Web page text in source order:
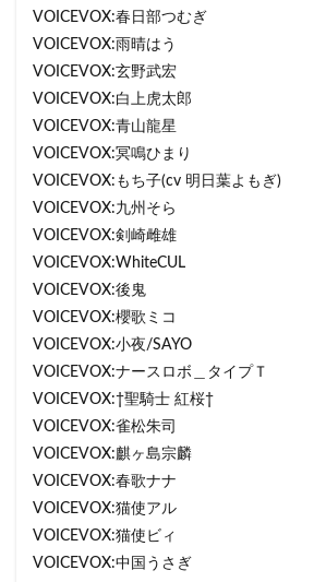
VOICEVOX:春日部つむぎ
VOICEVOX:雨晴はう
VOICEVOX:玄野武宏
VOICEVOX:白上虎太郎
VOICEVOX:青山龍星
VOICEVOX:冥鳴ひまり
VOICEVOX:もち子(cv 明日葉よもぎ)
VOICEVOX:九州そら
VOICEVOX:剣崎雌雄
VOICEVOX:WhiteCUL
VOICEVOX:後鬼
VOICEVOX:櫻歌ミコ
VOICEVOX:小夜/SAYO
VOICEVOX:ナースロボ＿タイプＴ
VOICEVOX:†聖騎士 紅桜†
VOICEVOX:雀松朱司
VOICEVOX:麒ヶ島宗麟
VOICEVOX:春歌ナナ
VOICEVOX:猫使アル
VOICEVOX:猫使ビィ
VOICEVOX:中国うさぎ